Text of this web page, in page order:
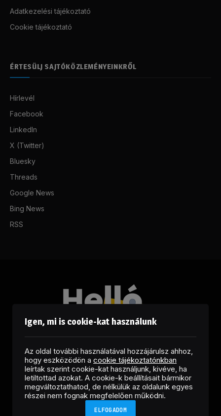
Adatkezelési tájékoztató
Cookie tájékoztató
ÉRTESÜLJ SAJTÓKÖZLEMÉNYEINKRŐL
Hírlevél
Facebook
LinkedIn
X (Twitter)
Bluesky
Threads
Google News
Bing News
RSS
FacebookLinkedInX
(Twitter)
RSS
Igen, mi is cookie-kat használunk
Az oldal további használatával hozzájárulsz ahhoz,
hogy eszközödön a cookie tájékoztatónkban
leírtak szerint cookie-kat használjunk, kivéve, ha
letiltottad azokat. A cookie-k beállításait bármikor
megváltoztathatod, de nélkülük az oldalunk egyes
részei nem fognak megfelelően működni.
ELFOGADOM